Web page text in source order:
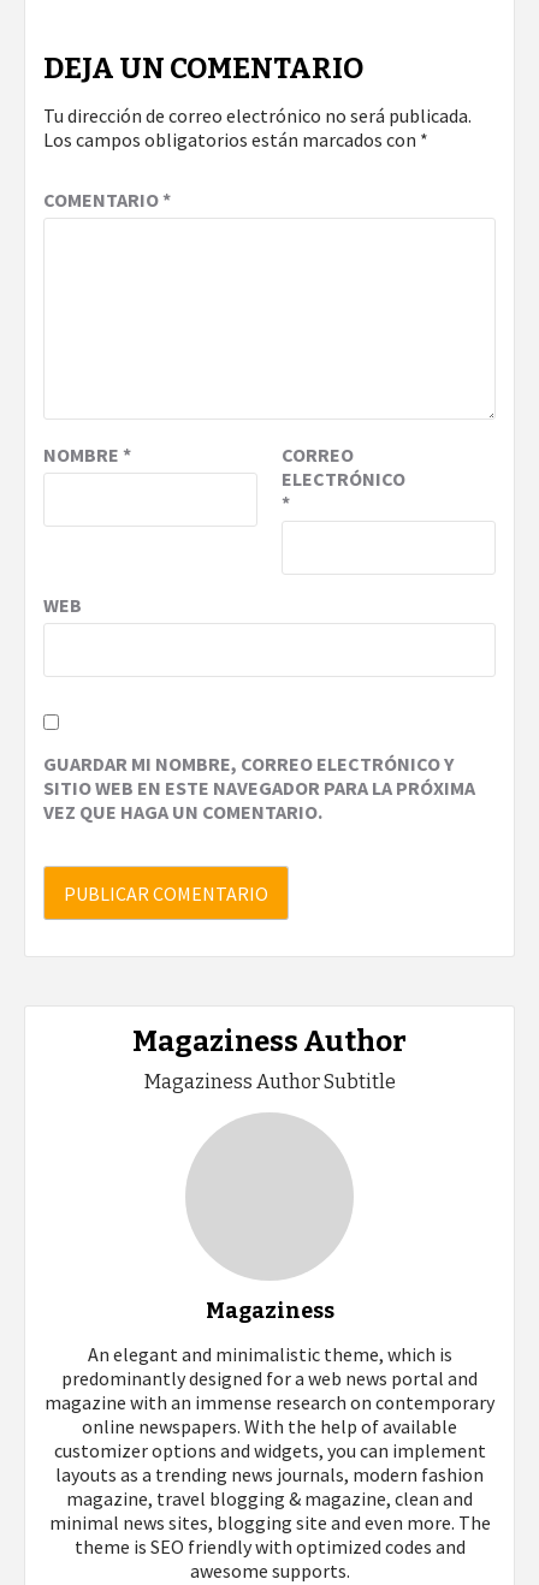
DEJA UN COMENTARIO
Tu dirección de correo electrónico no será publicada.
Los campos obligatorios están marcados con *
COMENTARIO*
NOMBRE *
CORREO
ELECTRÓNICO
*
WEB
GUARDAR MI NOMBRE, CORREO ELECTRÓNICO Y
SITIO WEB EN ESTE NAVEGADOR PARA LA PRÓXIMA
VEZ QUE HAGA UN COMENTARIO.
Magaziness Author
Magaziness Author Subtitle
Magaziness
An elegant and minimalistic theme, which is
predominantly designed for a web news portal and
magazine with an immense research on contemporary
online newspapers. With the help of available
customizer options and widgets, you can implement
layouts as a trending news journals, modern fashion
magazine, travel blogging & magazine, clean and
minimal news sites, blogging site and even more. The
theme is SEO friendly with optimized codes and
awesome supports.